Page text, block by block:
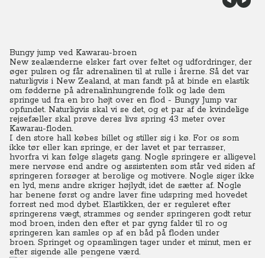
Bungy jump ved Kawarau-broen
New zealænderne elsker fart over feltet og udfordringer, der
øger pulsen og får adrenalinen til at rulle i årerne. Så det var
naturligvis i New Zealand, at man fandt på at binde en elastik
om fødderne på adrenalinhungrende folk og lade dem
springe ud fra en bro højt over en flod - Bungy Jump var
opfundet. Naturligvis skal vi se det, og et par af de kvindelige
rejsefæller skal prøve deres livs spring 43 meter over
Kawarau-floden.
I den store hall købes billet og stiller sig i kø. For os som
ikke tør eller kan springe, er der lavet et par terrasser,
hvorfra vi kan følge slagets gang. Nogle springere er alligevel
mere nervøse end andre og assistenten som står ved siden af
springeren forsøger at berolige og motivere. Nogle siger ikke
en lyd, mens andre skriger højlydt, idet de sætter af. Nogle
har benene først og andre laver fine udspring med hovedet
forrest ned mod dybet. Elastikken, der er reguleret efter
springerens vægt, strammes og sender springeren godt retur
mod broen, inden den efter et par gyng falder til ro og
springeren kan samles op af en båd på floden under
broen. Springet og opsamlingen tager under et minut, men er
efter sigende alle pengene værd.